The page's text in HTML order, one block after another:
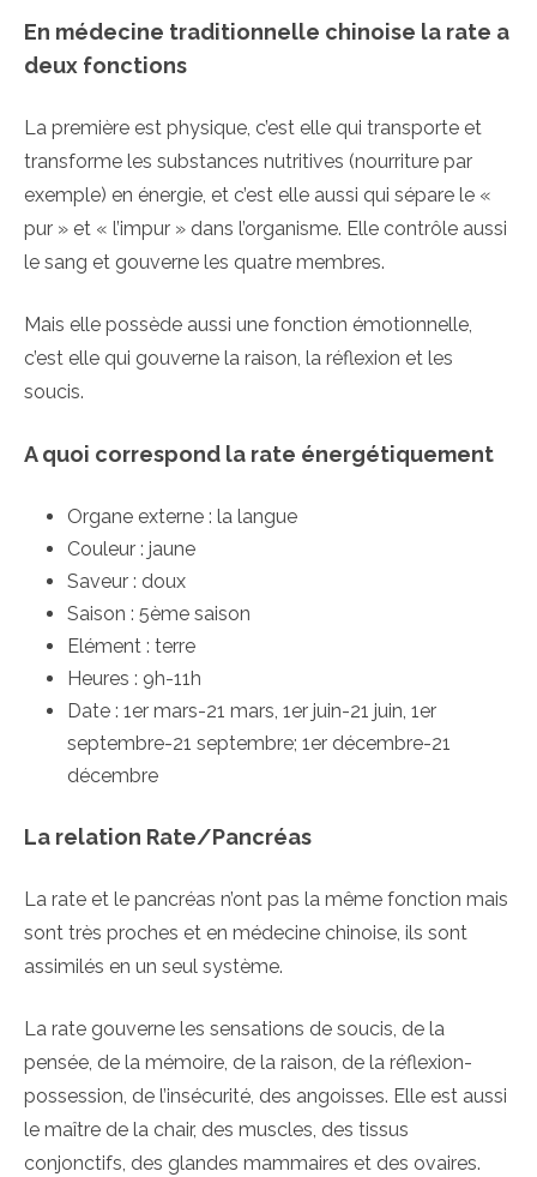
En médecine traditionnelle chinoise la rate a
deux fonctions
La première est physique, c’est elle qui transporte et
transforme les substances nutritives (nourriture par
exemple) en énergie, et c’est elle aussi qui sépare le «
pur » et « l’impur » dans l’organisme. Elle contrôle aussi
le sang et gouverne les quatre membres.
Mais elle possède aussi une fonction émotionnelle,
c’est elle qui gouverne la raison, la réflexion et les
soucis.
A quoi correspond la rate énergétiquement
Organe externe : la langue
Couleur : jaune
Saveur : doux
Saison : 5ème saison
Elément : terre
Heures : 9h-11h
Date : 1er mars-21 mars, 1er juin-21 juin, 1er
septembre-21 septembre; 1er décembre-21
décembre
La relation Rate/Pancréas
La rate et le pancréas n’ont pas la même fonction mais
sont très proches et en médecine chinoise, ils sont
assimilés en un seul système.
La rate gouverne les sensations de soucis, de la
pensée, de la mémoire, de la raison, de la réflexion-
possession, de l’insécurité, des angoisses. Elle est aussi
le maître de la chair, des muscles, des tissus
conjonctifs, des glandes mammaires et des ovaires.